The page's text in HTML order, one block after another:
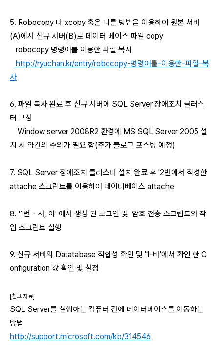
5. Robocopy 나 xcopy 혹은 다른 방법을 이용하여 원본 서버
(A)에서 신규 서버(B)로 데이터 베이스 파일 copy
robocopy 명령어를 이용한 파일 복사
http://ryuchan.kr/entry/robocopy-명령어를-이용한-파일-복
사
6. 파일 복사 완료 후 신규 서버에 SQL Server 장애조치 클러스
터 구성
Window server 2008R2 환경에 MS SQL Server 2005 설
치 시 약간의 주의가 필요 함(추가 블로그 포스팅 예정)
7. SQL Server 장애조치 클러스터 설치 완료 후 '2번에서 작성한
attache 스크립트를 이용하여 데이터베이스 attache
8. '1번 - 사, 아' 에서 생성 된 로그인 및 암호 전송 스크립트와 작
업 스크립트 실행
9. 신규 서버의 Datatabase 적합성 확인 및 '1-바'에서 확인 한 C
onfiguration 값 확인 및 설정
[참고 자료]
SQL Server를 실행하는 컴퓨터 간에 데이터베이스를 이동하는
방법
http://support.microsoft.com/kb/314546